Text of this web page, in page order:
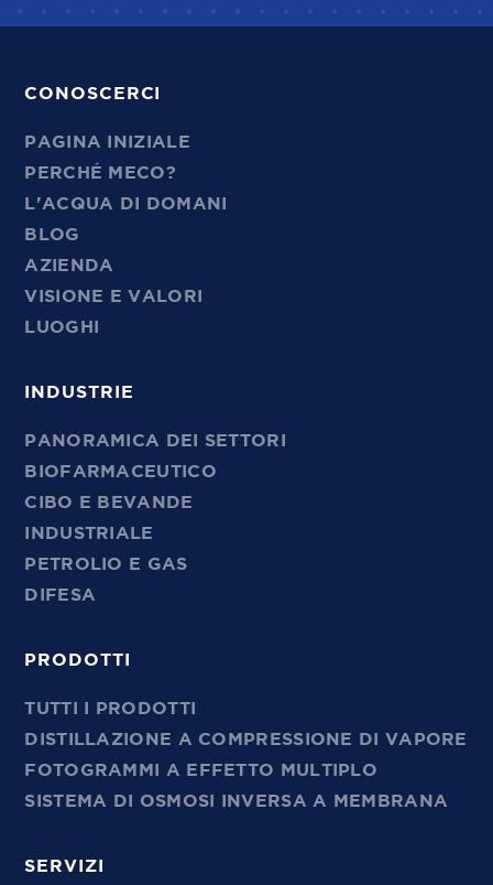
CONOSCERCI
PAGINA INIZIALE
PERCHÉ MECO?
L'ACQUA DI DOMANI
BLOG
AZIENDA
VISIONE E VALORI
LUOGHI
INDUSTRIE
PANORAMICA DEI SETTORI
BIOFARMACEUTICO
CIBO E BEVANDE
INDUSTRIALE
PETROLIO E GAS
DIFESA
PRODOTTI
TUTTI I PRODOTTI
DISTILLAZIONE A COMPRESSIONE DI VAPORE
FOTOGRAMMI A EFFETTO MULTIPLO
SISTEMA DI OSMOSI INVERSA A MEMBRANA
SERVIZI